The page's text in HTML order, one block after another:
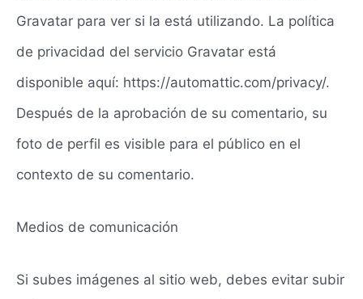
Gravatar para ver si la está utilizando. La política
de privacidad del servicio Gravatar está
disponible aquí: https://automattic.com/privacy/.
Después de la aprobación de su comentario, su
foto de perfil es visible para el público en el
contexto de su comentario.
Medios de comunicación
Si subes imágenes al sitio web, debes evitar subir